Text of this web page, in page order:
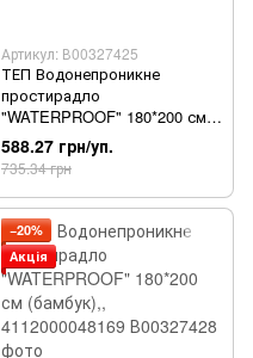
Артикул: В00327425
ТЕП Водонепроникне
простирадло
"WATERPROOF" 180*200 см
(бамбук),, 4112000048169
588.27 грн/уп.
735.34 грн
−20%
Акція